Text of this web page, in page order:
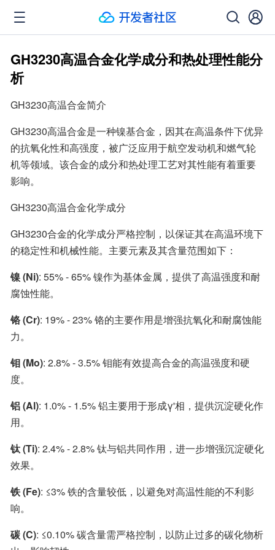
GH3230高温合金化学成分和热处理性能分
析
GH3230高温合金简介
GH3230高温合金是一种镍基合金，因其在高温条件下优异
的抗氧化性和高强度，被广泛应用于航空发动机和燃气轮
机等领域。该合金的成分和热处理工艺对其性能有着重要
影响。
GH3230高温合金化学成分
GH3230合金的化学成分严格控制，以保证其在高温环境下
的稳定性和机械性能。主要元素及其含量范围如下：
镍 (Ni): 55% - 65% 镍作为基体金属，提供了高温强度和耐
腐蚀性能。
铬 (Cr): 19% - 23% 铬的主要作用是增强抗氧化和耐腐蚀能
力。
钼 (Mo): 2.8% - 3.5% 钼能有效提高合金的高温强度和硬
度。
铝 (Al): 1.0% - 1.5% 铝主要用于形成γ'相，提供沉淀硬化作
用。
钛 (Ti): 2.4% - 2.8% 钛与铝共同作用，进一步增强沉淀硬化
效果。
铁 (Fe): ≤3% 铁的含量较低，以避免对高温性能的不利影
响。
碳 (C): ≤0.10% 碳含量需严格控制，以防止过多的碳化物析